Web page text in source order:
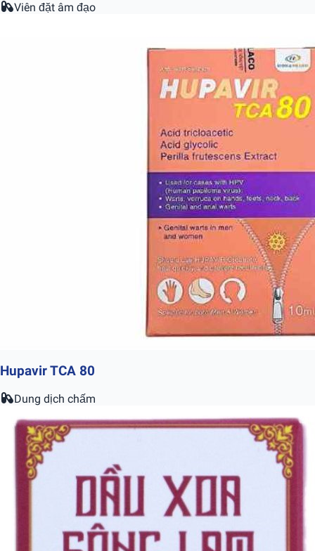
Viên đặt âm đạo
Hupavir TCA 80
Dung dịch chấm